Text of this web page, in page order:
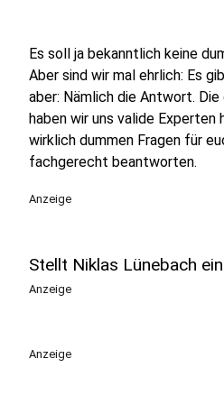
Es soll ja bekanntlich keine
Aber sind wir mal ehrlich: Es
aber: Nämlich die Antwort.
haben wir uns valide Experten
wirklich dummen Fragen für
fachgerecht beantworten.
Anzeige
Stellt Niklas Lünebach
Anzeige
Anzeige